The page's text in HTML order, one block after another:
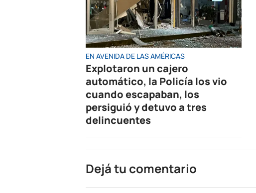
EN AVENIDA DE LAS AMÉRICAS
Explotaron un cajero
automático, la Policía los vio
cuando escapaban, los
persiguió y detuvo a tres
delincuentes
Dejá tu comentario